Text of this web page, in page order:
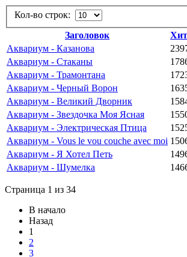
Кол-во строк:
Заголовок
Аквариум - Казанова
Аквариум - Стаканы
Аквариум - Трамонтана
Аквариум - Черный Ворон
Аквариум - Великий Дворник
Аквариум - Звездочка Моя Ясная
Аквариум - Электрическая Птица
Аквариум - Vous le vou couche avec moi
Аквариум - Я Хотел Петь
Аквариум - Шумелка
Страница 1 из 34
В начало
Назад
1
2
3